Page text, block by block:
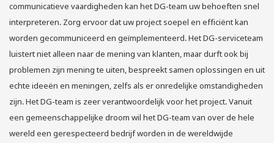
communicatieve vaardigheden kan het DG-team uw behoeften snel
interpreteren. Zorg ervoor dat uw project soepel en efficiënt kan
worden gecommuniceerd en geïmplementeerd. Het DG-serviceteam
luistert niet alleen naar de mening van klanten, maar durft ook bij
problemen zijn mening te uiten, bespreekt samen oplossingen en uit
echte ideeën en meningen, zelfs als er onredelijke omstandigheden
zijn. Het DG-team is zeer verantwoordelijk voor het project. Vanuit
een gemeenschappelijke droom wil het DG-team van over de hele
wereld een gerespecteerd bedrijf worden in de wereldwijde